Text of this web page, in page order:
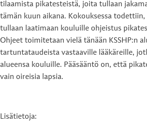
tilaamista pikatesteistä, joita tullaan
tämän kuun aikana. Kokouksessa todettiin,
tullaan laatimaan kouluille ohjeistus
Ohjeet toimitetaan vielä tänään KSSHP:n
tartuntataudeista vastaaville lääkäreille,
alueensa kouluille. Pääsääntö on, että
vain oireisia lapsia.
Lisätietoja: